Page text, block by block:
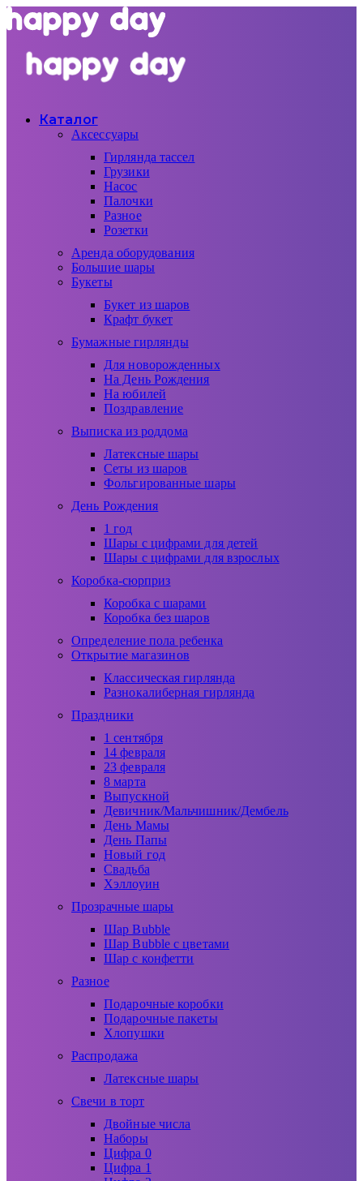
Каталог
Аксессуары
Гирлянда тассел
Грузики
Насос
Палочки
Разное
Розетки
Аренда оборудования
Большие шары
Букеты
Букет из шаров
Крафт букет
Бумажные гирлянды
Для новорожденных
На День Рождения
На юбилей
Поздравление
Выписка из роддома
Латексные шары
Сеты из шаров
Фольгированные шары
День Рождения
1 год
Шары с цифрами для детей
Шары с цифрами для взрослых
Коробка-сюрприз
Коробка с шарами
Коробка без шаров
Определение пола ребенка
Открытие магазинов
Классическая гирлянда
Разнокалиберная гирлянда
Праздники
1 сентября
14 февраля
23 февраля
8 марта
Выпускной
Девичник/Мальчишник/Дембель
День Мамы
День Папы
Новый год
Свадьба
Хэллоуин
Прозрачные шары
Шар Bubble
Шар Bubble с цветами
Шар с конфетти
Разное
Подарочные коробки
Подарочные пакеты
Хлопушки
Распродажа
Латексные шары
Свечи в торт
Двойные числа
Наборы
Цифра 0
Цифра 1